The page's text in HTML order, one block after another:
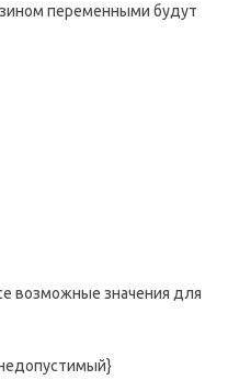
переменными будут
возможные значения для